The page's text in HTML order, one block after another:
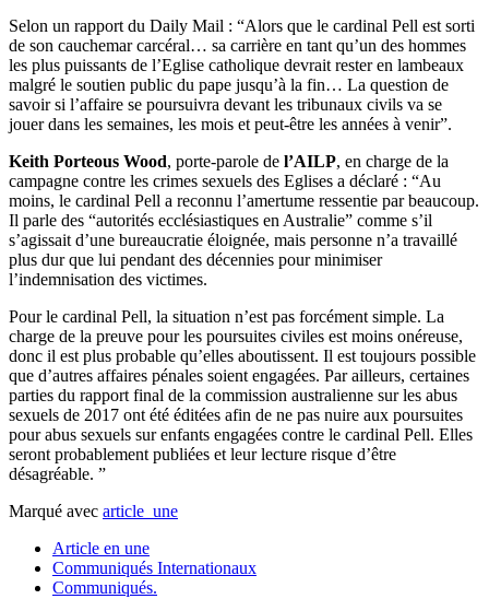
Selon un rapport du Daily Mail : “Alors que le cardinal Pell est sorti
de son cauchemar carcéral… sa carrière en tant qu’un des hommes
les plus puissants de l’Eglise catholique devrait rester en lambeaux
malgré le soutien public du pape jusqu’à la fin… La question de
savoir si l’affaire se poursuivra devant les tribunaux civils va se
jouer dans les semaines, les mois et peut-être les années à venir”.
Keith Porteous Wood, porte-parole de l’AILP, en charge de la
campagne contre les crimes sexuels des Eglises a déclaré : “Au
moins, le cardinal Pell a reconnu l’amertume ressentie par beaucoup.
Il parle des “autorités ecclésiastiques en Australie” comme s’il
s’agissait d’une bureaucratie éloignée, mais personne n’a travaillé
plus dur que lui pendant des décennies pour minimiser
l’indemnisation des victimes.
Pour le cardinal Pell, la situation n’est pas forcément simple. La
charge de la preuve pour les poursuites civiles est moins onéreuse,
donc il est plus probable qu’elles aboutissent. Il est toujours possible
que d’autres affaires pénales soient engagées. Par ailleurs, certaines
parties du rapport final de la commission australienne sur les abus
sexuels de 2017 ont été éditées afin de ne pas nuire aux poursuites
pour abus sexuels sur enfants engagées contre le cardinal Pell. Elles
seront probablement publiées et leur lecture risque d’être
désagréable. ”
Marqué avec article_une
Article en une
Communiqués Internationaux
Communiqués.